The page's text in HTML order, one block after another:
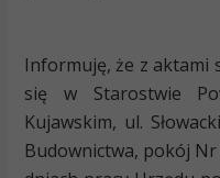
Informuję, że z aktami
się w Starostwie
Kujawskim, ul.
Budownictwa, pokój